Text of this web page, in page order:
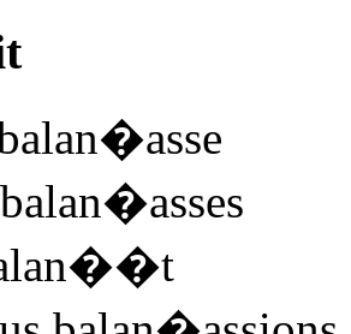
�asse
balan�asses
��t